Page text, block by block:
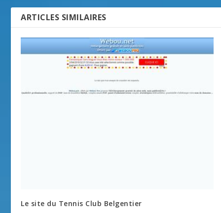
ARTICLES SIMILAIRES
Le site du Tennis Club Belgentier